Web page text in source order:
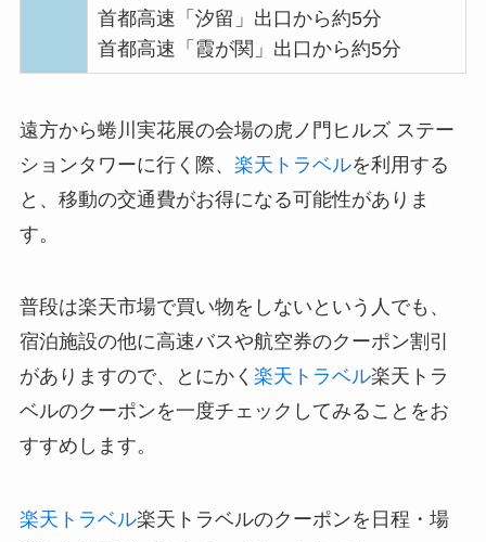
首都高速「汐留」出口から約5分
首都高速「霞が関」出口から約5分
遠方から蜷川実花展の会場の虎ノ門ヒルズ ステー
ションタワーに行く際、 楽天トラベルを利用する
と、移動の交通費がお得になる可能性がありま
す。
普段は楽天市場で買い物をしないという人でも、
宿泊施設の他に高速バスや航空券のクーポン割引
がありますので、とにかく 楽天トラベル楽天トラ
ベルのクーポンを一度チェックしてみることをお
すすめします。
楽天トラベル楽天トラベルのクーポンを日程・場